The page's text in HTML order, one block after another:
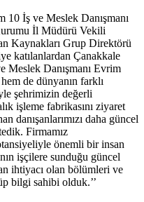
10 İş ve Meslek Danışmanı
İl Müdürü Vekili
Kaynakları Grup Direktörü
katılanlardan Çanakkale
Danışmanı Evrim
de dünyanın farklı
şehrimizin değerli
işleme fabrikasını ziyaret
danışanlarımızı daha güncel
Firmamız
önemli bir insan
işçilere sunduğu güncel
ihtiyacı olan bölümleri ve
bilgi sahibi olduk.’’